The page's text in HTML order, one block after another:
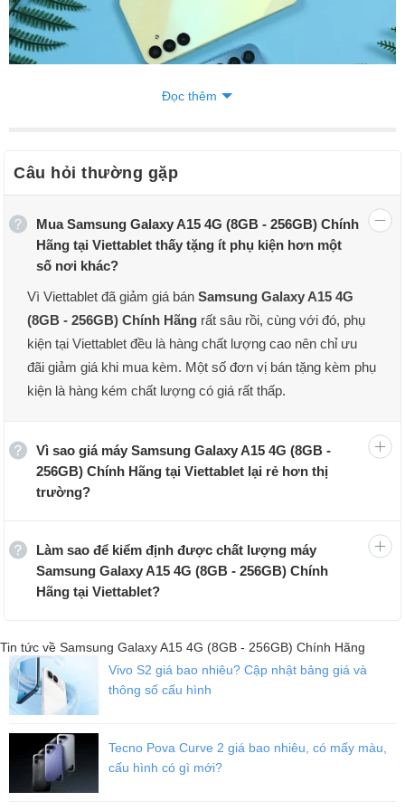
Thiết kế đẹp mắt, ấn tượng
Theo đánh giá từ người dùng, Galaxy A15 4G có ngoại hình khá
giống với phiên bản tiền nhiệm Galaxy A14. Được thiết kế đẹp mắt
với 3 camera được sắp xếp ngay ngắn theo chiều dọc kế bên đèn
flash LED.Phía trước, màn hình được thiết kế hình “giọt nước”
chứa camera selfie.
Khung viền của máy vuông vức hơn trước thay vì có hình bầu,đem
lại cho người dùng cảm giác gọn gàng hơn so với thế hệ trước mà
vẫn giữ lại được cảm giác cầm nắm trên tay.
Kích thước màn hình lớn, trải nghiệm thú vị hơn
Với kích thước 6.5 inch, được trang bị tấm nền Super AMOLED
thay vì PLS LCD như thế hệ trước. Điều này giúp cho chiếc
động và đồng thời giúp cho sản phẩm có sức cạnh tranh hơn so
với các đối thủ cùng phân khúc. Một điểm đáng chú ý, Galaxy A15
4G độ phân giải của màn hình là Full HD+ và tần số quét 90 Hz vì
vậy đem đến cảm giác vuốt chạm mượt mà hơn.
Đọc thêm
Câu hỏi thường gặp
Mua Samsung Galaxy A15 4G (8GB - 256GB) Chính
Hãng tại Viettablet thấy tặng ít phụ kiện hơn một
số nơi khác?
Vì Viettablet đã giảm giá bánSamsung Galaxy A15 4G
(8GB - 256GB) Chính Hãng rất sâu rồi, cùng với đó, phụ
kiện tại Viettablet đều là hàng chất lượng cao nên chỉ ưu
đãi giảm giá khi mua kèm. Một số đơn vị bán tặng kèm phụ
kiện là hàng kém chất lượng có giá rất thấp.
Vì sao giá máy Samsung Galaxy A15 4G (8GB -
256GB) Chính Hãng tại Viettablet lại rẻ hơn thị
trường?
Làm sao để kiểm định được chất lượng máy
Samsung Galaxy A15 4G (8GB - 256GB) Chính
Hãng tại Viettablet?
Tin tức về Samsung Galaxy A15 4G (8GB - 256GB) Chính Hãng
Vivo S2 giá bao nhiêu? Cập nhật bảng giá và
thông số cấu hình
Tecno Pova Curve 2 giá bao nhiêu, có mấy màu,
cấu hình có gì mới?